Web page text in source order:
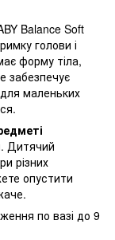
Balance Soft
голови і
форму тіла,
забезпечує
маленьких
Дитячий
різних
опустити
по вазі до 9